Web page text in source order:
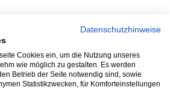
Laufenden!
Datenschutzhinweise
Cookies ein, um die Nutzung unseres
wie möglich zu gestalten. Es werden
Betrieb der Seite notwendig sind, sowie
Statistikzwecken, für Komforteinstellungen